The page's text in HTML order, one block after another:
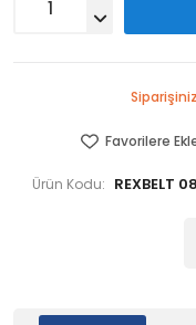
Siparişiniz
Favorilere
Ürün Kodu: REXBELT